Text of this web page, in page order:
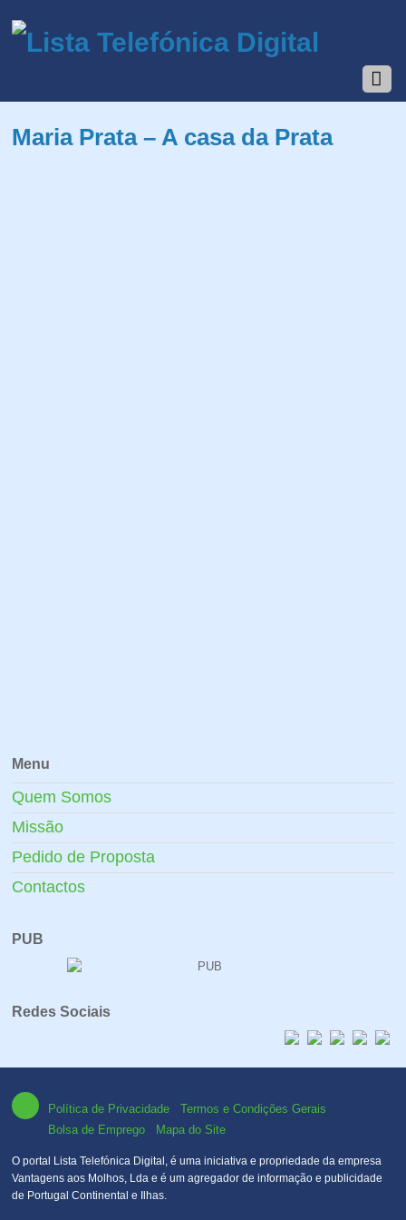
Maria Prata – A casa da Prata
Menu
Quem Somos
Missão
Pedido de Proposta
Contactos
PUB
Redes Sociais
Política de Privacidade
Termos e Condições Gerais
Bolsa de Emprego
Mapa do Site
O portal Lista Telefónica Digital, é uma iniciativa e propriedade da empresa
Vantagens aos Molhos, Lda e é um agregador de informação e publicidade
de Portugal Continental e Ilhas.